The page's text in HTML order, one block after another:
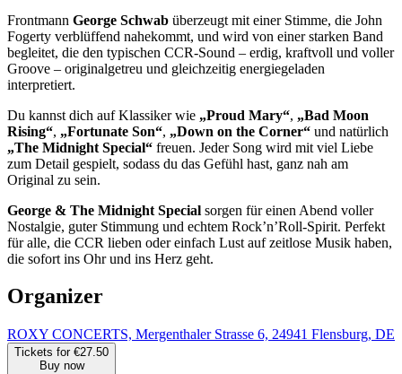
Frontmann George Schwab überzeugt mit einer Stimme, die John
Fogerty verblüffend nahekommt, und wird von einer starken Band
begleitet, die den typischen CCR-Sound – erdig, kraftvoll und voller
Groove – originalgetreu und gleichzeitig energiegeladen
interpretiert.
Du kannst dich auf Klassiker wie „Proud Mary“, „Bad Moon
Rising“, „Fortunate Son“, „Down on the Corner“ und natürlich
„The Midnight Special“ freuen. Jeder Song wird mit viel Liebe
zum Detail gespielt, sodass du das Gefühl hast, ganz nah am
Original zu sein.
George & The Midnight Special sorgen für einen Abend voller
Nostalgie, guter Stimmung und echtem Rock’n’Roll-Spirit. Perfekt
für alle, die CCR lieben oder einfach Lust auf zeitlose Musik haben,
die sofort ins Ohr und ins Herz geht.
Organizer
ROXY CONCERTS, Mergenthaler Strasse 6, 24941 Flensburg, DE
Tickets for €27.50
Buy now